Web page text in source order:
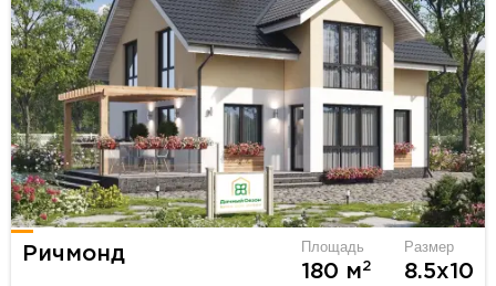
Ричмонд Площадь
180 м2
Размер
8.5х10